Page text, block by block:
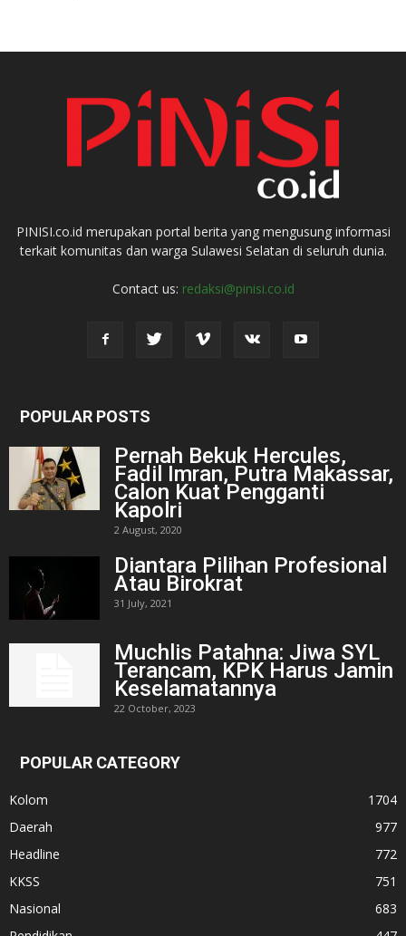
PINISI.co.id merupakan portal berita yang mengusung informasi
terkait komunitas dan warga Sulawesi Selatan di seluruh dunia.
Contact us: redaksi@pinisi.co.id
POPULAR POSTS
Pernah Bekuk Hercules,
Fadil Imran, Putra Makassar,
Calon Kuat Pengganti
Kapolri
2 August, 2020
Diantara Pilihan Profesional
Atau Birokrat
31 July, 2021
Muchlis Patahna: Jiwa SYL
Terancam, KPK Harus Jamin
Keselamatannya
22 October, 2023
POPULAR CATEGORY
Kolom
1704
Daerah
977
Headline
772
KKSS
751
Nasional
683